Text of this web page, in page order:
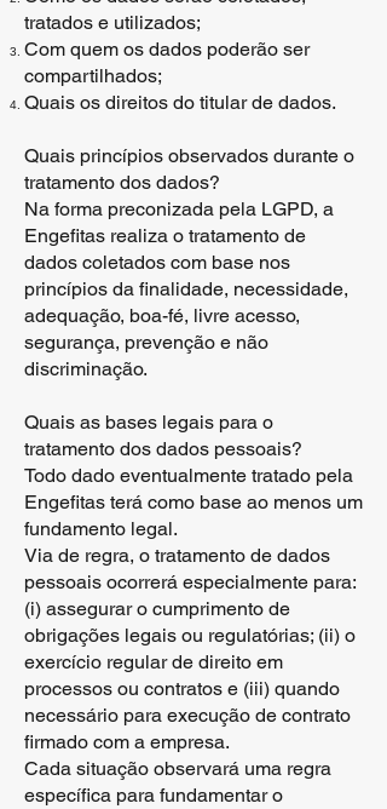
tratados e utilizados;
Com quem os dados poderão ser
compartilhados;
Quais os direitos do titular de dados.
Quais princípios observados durante o
tratamento dos dados?
Na forma preconizada pela LGPD, a
Engefitas realiza o tratamento de
dados coletados com base nos
princípios da finalidade, necessidade,
adequação, boa-fé, livre acesso,
segurança, prevenção e não
discriminação.
Quais as bases legais para o
tratamento dos dados pessoais?
Todo dado eventualmente tratado pela
Engefitas terá como base ao menos um
fundamento legal.
Via de regra, o tratamento de dados
pessoais ocorrerá especialmente para:
(i) assegurar o cumprimento de
obrigações legais ou regulatórias; (ii) o
exercício regular de direito em
processos ou contratos e (iii) quando
necessário para execução de contrato
firmado com a empresa.
Cada situação observará uma regra
específica para fundamentar o